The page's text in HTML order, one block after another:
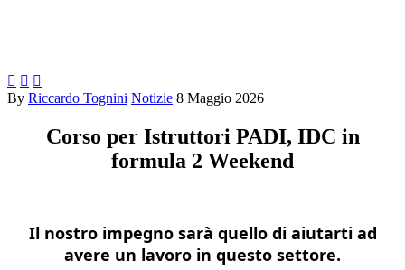
  
By Riccardo Tognini Notizie 8 Maggio 2026
Corso per Istruttori PADI, IDC in
formula 2 Weekend
Il nostro impegno sarà quello di aiutarti ad
avere un lavoro in questo settore.